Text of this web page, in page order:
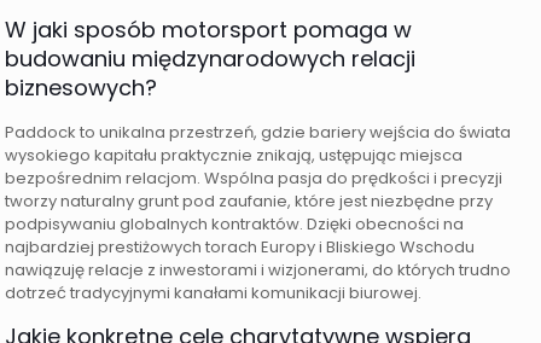
W jaki sposób motorsport pomaga w
budowaniu międzynarodowych relacji
biznesowych?
Paddock to unikalna przestrzeń, gdzie bariery wejścia do świata
wysokiego kapitału praktycznie znikają, ustępując miejsca
bezpośrednim relacjom. Wspólna pasja do prędkości i precyzji
tworzy naturalny grunt pod zaufanie, które jest niezbędne przy
podpisywaniu globalnych kontraktów. Dzięki obecności na
najbardziej prestiżowych torach Europy i Bliskiego Wschodu
nawiązuję relacje z inwestorami i wizjonerami, do których trudno
dotrzeć tradycyjnymi kanałami komunikacji biurowej.
Jakie konkretne cele charytatywne wspiera